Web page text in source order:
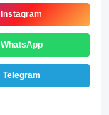
Instagram
WhatsApp
Telegram